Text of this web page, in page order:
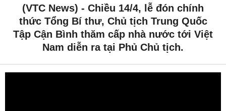
(VTC News) - Chiều 14/4, lễ đón chính
thức Tổng Bí thư, Chủ tịch Trung Quốc
Tập Cận Bình thăm cấp nhà nước tới Việt
Nam diễn ra tại Phủ Chủ tịch.